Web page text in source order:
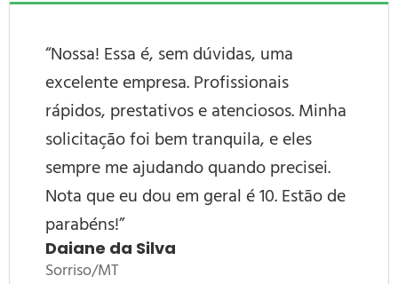
“Nossa! Essa é, sem dúvidas, uma
excelente empresa. Profissionais
rápidos, prestativos e atenciosos. Minha
solicitação foi bem tranquila, e eles
sempre me ajudando quando precisei.
Nota que eu dou em geral é 10. Estão de
parabéns!”
Daiane da Silva
Sorriso/MT